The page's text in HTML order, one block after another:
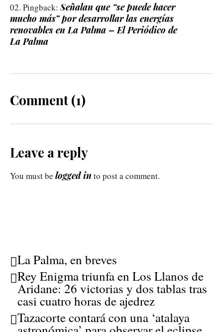
Pingback: Señalan que “se puede hacer
mucho más” por desarrollar las energías
renovables en La Palma – El Periódico de
La Palma
Comment (1)
Leave a reply
You must be logged in to post a comment.
La Palma, en breves
Rey Enigma triunfa en Los Llanos de
Aridane: 26 victorias y dos tablas tras
casi cuatro horas de ajedrez
Tazacorte contará con una ‘atalaya